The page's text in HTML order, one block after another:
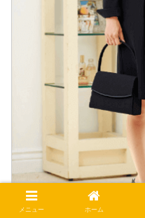
メニュー ホーム